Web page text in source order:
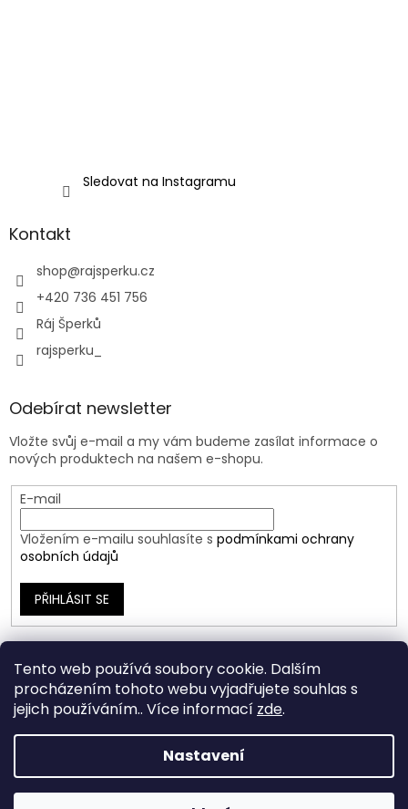
Tento web používá soubory cookie. Dalším
procházením tohoto webu vyjadřujete souhlas s
jejich používáním.. Více informací zde.
Nastavení
Sledovat na Instagramu
Kontakt
shop@rajsperku.cz
+420 736 451 756
Ráj Šperků
rajsperku_
Odebírat newsletter
Vložte svůj e-mail a my vám budeme zasílat informace o
nových produktech na našem e-shopu.
E-mail
Vložením e-mailu souhlasíte s podmínkami ochrany
osobních údajů
PŘIHLÁSIT SE
Vytvořil Shoptet